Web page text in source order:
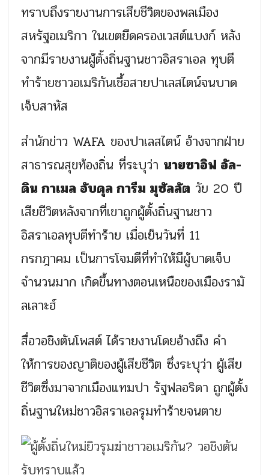
ทราบถึงรายงานการเสียชีวิตของพลเมือง
สหรัฐอเมริกา ในเขตยึดครองเวสต์แบงก์ หลัง
จากมีรายงานผู้ตั้งถิ่นฐานชาวอิสราเอล ทุบตี
ทำร้ายชาวอเมริกันเชื้อสายปาเลสไตน์จนบาด
เจ็บสาหัส
สำนักข่าว WAFA ของปาเลสไตน์ อ้างจากฝ่าย
สาธารณสุขท้องถิ่น ที่ระบุว่า นายซาอิฟ อัล-
ดิน กาเมล อับดุล การีม มุซัลลัต วัย 20 ปี
เสียชีวิตหลังจากที่เขาถูกผู้ตั้งถิ่นฐานชาว
อิสราเอลทุบตีทำร้าย เมื่อเย็นวันที่ 11
กรกฎาคม เป็นการโจมตีที่ทำให้มีผู้บาดเจ็บ
จำนวนมาก เกิดขึ้นทางตอนเหนือของเมืองรามั
ลเลาะฮ์
สื่อวอชิงตันโพสต์ ได้รายงานโดยอ้างถึง คำ
ให้การของญาติของผู้เสียชีวิต ซึ่งระบุว่า ผู้เสีย
ชีวิตซึ่งมาจากเมืองแทมปา รัฐฟลอริดา ถูกผู้ตั้ง
ถิ่นฐานใหม่ชาวอิสราเอลรุมทำร้ายจนตาย